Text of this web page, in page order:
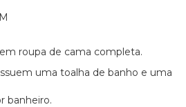
roupa de cama completa.
uma toalha de banho e uma
banheiro.